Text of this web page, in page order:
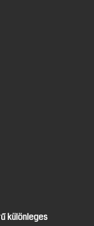
különleges